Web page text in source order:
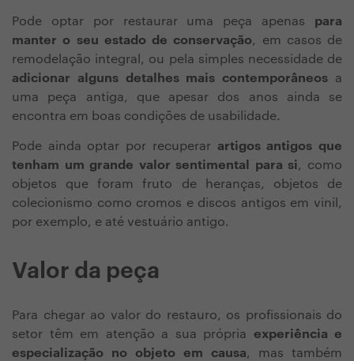
Pode optar por restaurar uma peça apenas para
manter o seu estado de conservação, em casos de
remodelação integral, ou pela simples necessidade de
adicionar alguns detalhes mais contemporâneos a
uma peça antiga, que apesar dos anos ainda se
encontra em boas condições de usabilidade.
Pode ainda optar por recuperar artigos antigos que
tenham um grande valor sentimental para si, como
objetos que foram fruto de heranças, objetos de
colecionismo como cromos e discos antigos em vinil,
por exemplo, e até vestuário antigo.
Valor da peça
Para chegar ao valor do restauro, os profissionais do
setor têm em atenção a sua própria experiência e
especialização no objeto em causa, mas também